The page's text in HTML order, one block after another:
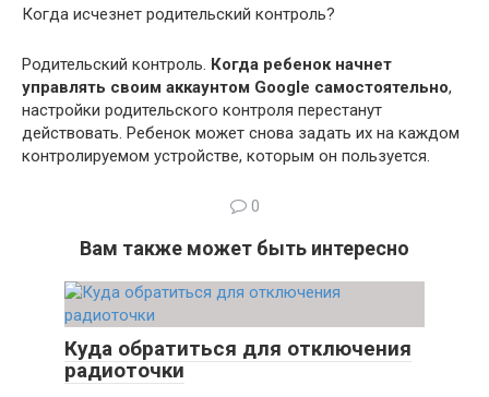
Когда исчезнет родительский контроль?
Родительский контроль. Когда ребенок начнет
управлять своим аккаунтом Google самостоятельно,
настройки родительского контроля перестанут
действовать. Ребенок может снова задать их на каждом
контролируемом устройстве, которым он пользуется.
0
Вам также может быть интересно
Куда обратиться для отключения
радиоточки